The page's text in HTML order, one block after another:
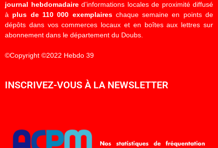
journal hebdomadaired’informations locales de proximité diffusé
à plus de 110 000 exemplaireschaque semaine en points de
dépôts dans vos commerces locaux et en boîtes aux lettres sur
abonnement dans le département du Doubs.
©Copyright ©2022 Hebdo 39
INSCRIVEZ-VOUS À LA NEWSLETTER